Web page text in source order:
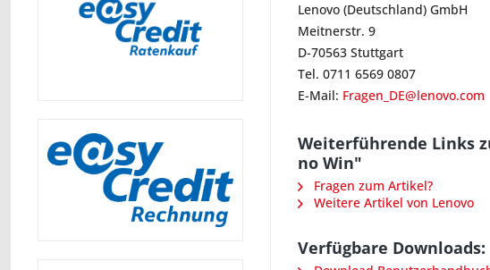
Lenovo (Deutschland) GmbH
Meitnerstr. 9
D-70563 Stuttgart
Tel. 0711 6569 0807
E-Mail: Fragen_DE@lenovo.com
Weiterführende Links zu
no Win"
Fragen zum Artikel?
Weitere Artikel von Lenovo
Verfügbare Downloads: